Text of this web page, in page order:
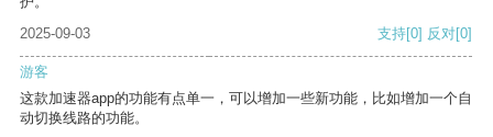
2025-09-03
支持[0] 反对[0]
游客
这款加速器app的功能有点单一，可以增加一些新功能，比如增加一个自
动切换线路的功能。